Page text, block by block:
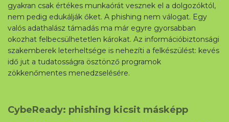
gyakran csak értékes munkaórát vesznek el a dolgozóktól,
nem pedig edukálják őket. A phishing nem válogat. Egy
valós adathalász támadás ma már egyre gyorsabban
okozhat felbecsülhetetlen károkat. Az információbiztonsági
szakemberek leterheltsége is nehezíti a felkészülést: kevés
idő jut a tudatosságra ösztönző programok
zökkenőmentes menedzselésére.
CybeReady: phishing kicsit másképp